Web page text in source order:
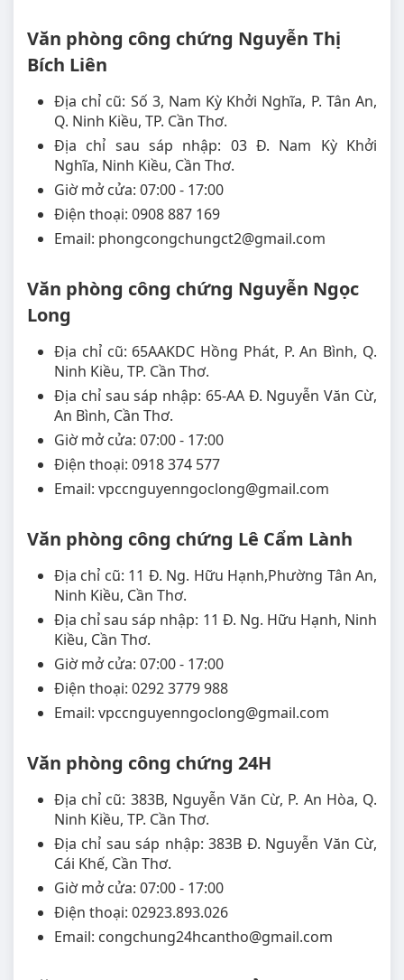
Văn phòng công chứng Nguyễn Thị
Bích Liên
Địa chỉ cũ: Số 3, Nam Kỳ Khởi Nghĩa, P. Tân An,
Q. Ninh Kiều, TP. Cần Thơ.
Địa chỉ sau sáp nhập: 03 Đ. Nam Kỳ Khởi
Nghĩa, Ninh Kiều, Cần Thơ.
Giờ mở cửa: 07:00 - 17:00
Điện thoại: 0908 887 169
Email: phongcongchungct2@gmail.com
Văn phòng công chứng Nguyễn Ngọc
Long
Địa chỉ cũ: 65AAKDC Hồng Phát, P. An Bình, Q.
Ninh Kiều, TP. Cần Thơ.
Địa chỉ sau sáp nhập: 65-AA Đ. Nguyễn Văn Cừ,
An Bình, Cần Thơ.
Giờ mở cửa: 07:00 - 17:00
Điện thoại: 0918 374 577
Email: vpccnguyenngoclong@gmail.com
Văn phòng công chứng Lê Cẩm Lành
Địa chỉ cũ: 11 Đ. Ng. Hữu Hạnh,Phường Tân An,
Ninh Kiều, Cần Thơ.
Địa chỉ sau sáp nhập: 11 Đ. Ng. Hữu Hạnh, Ninh
Kiều, Cần Thơ.
Giờ mở cửa: 07:00 - 17:00
Điện thoại: 0292 3779 988
Email: vpccnguyenngoclong@gmail.com
Văn phòng công chứng 24H
Địa chỉ cũ: 383B, Nguyễn Văn Cừ, P. An Hòa, Q.
Ninh Kiều, TP. Cần Thơ.
Địa chỉ sau sáp nhập: 383B Đ. Nguyễn Văn Cừ,
Cái Khế, Cần Thơ.
Giờ mở cửa: 07:00 - 17:00
Điện thoại: 02923.893.026
Email: congchung24hcantho@gmail.com